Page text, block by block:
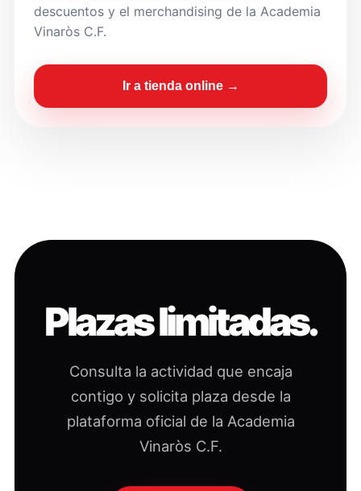
descuentos y el merchandising de la Academia
Vinaròs C.F.
Ir a tienda online →
Plazas limitadas.
Consulta la actividad que encaja
contigo y solicita plaza desde la
plataforma oficial de la Academia
Vinaròs C.F.